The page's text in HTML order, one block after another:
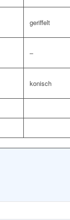
geriffelt
–
konisch